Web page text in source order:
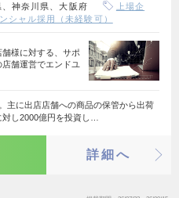
、神奈川県、大阪府
上場企
シャル採用（未経験可）
様に対する、サポ
舗運営でエンドユ
主に出店店舗への商品の保管から出荷
し2000億円を投資し…
詳細へ